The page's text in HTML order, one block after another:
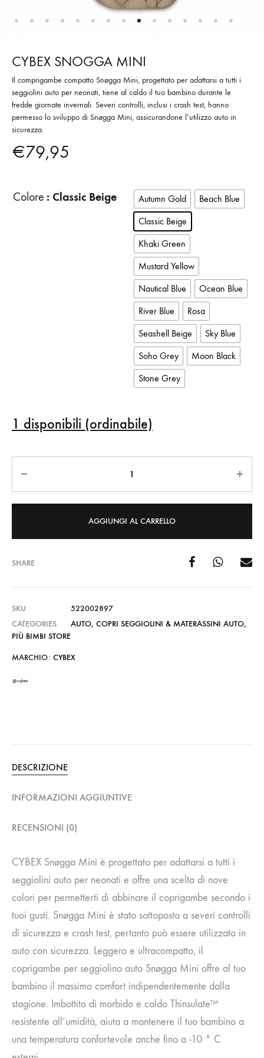
CYBEX SNOGGA MINI
Il comprigambe compatto Snøgga Mini, progettato per adattarsi a tutti i
seggiolini auto per neonati, tiene al caldo il tuo bambino durante le
fredde giornate invernali. Severi controlli, inclusi i crash test, hanno
permesso lo sviluppo di Snøgga Mini, assicurandone l’utilizzo auto in
sicurezza.
€79,95
Colore : Classic Beige Autumn Gold
Beach Blue
Classic Beige
Khaki Green
Mustard Yellow
Nautical Blue
Ocean Blue
River Blue
Rosa
Seashell Beige
Sky Blue
Soho Grey
Moon Black
Stone Grey
1 disponibili (ordinabile)
AGGIUNGI AL CARRELLO
SHARE
SKU
522002897
CATEGORIES
AUTO, COPRI SEGGIOLINI & MATERASSINI AUTO,
PIÙ BIMBI STORE
MARCHIO: CYBEX
DESCRIZIONE
INFORMAZIONI AGGIUNTIVE
RECENSIONI (0)
CYBEX Snøgga Mini è progettato per adattarsi a tutti i
seggiolini auto per neonati e offre una scelta di nove
colori per permetterti di abbinare il coprigambe secondo i
tuoi gusti. Snøgga Mini è stato sottoposto a severi controlli
di sicurezza e crash test, pertanto può essere utilizzato in
auto con sicurezza. Leggero e ultracompatto, il
coprigambe per seggiolino auto Snøgga Mini offre al tuo
bambino il massimo comfort indipendentemente dalla
stagione. Imbottito di morbido e caldo Thinsulate™
resistente all’umidità, aiuta a mantenere il tuo bambino a
una temperatura confortevole anche fino a -10 ° C